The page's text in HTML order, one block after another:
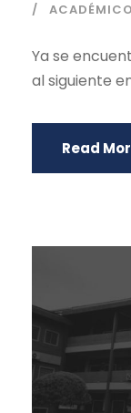
ACADÉMICO
Ya se
al siguiente
Read